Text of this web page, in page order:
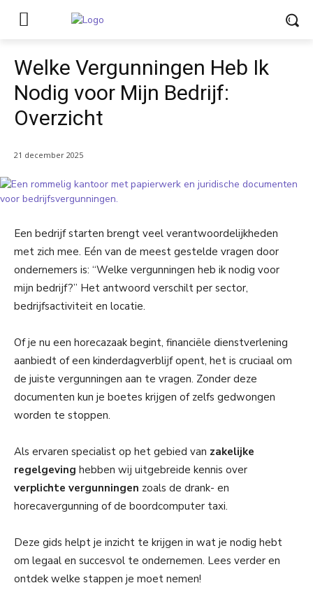
Welke Vergunningen Heb Ik
Nodig voor Mijn Bedrijf:
Overzicht
21 december 2025
Een bedrijf starten brengt veel verantwoordelijkheden
met zich mee. Eén van de meest gestelde vragen door
ondernemers is: “Welke vergunningen heb ik nodig voor
mijn bedrijf?” Het antwoord verschilt per sector,
bedrijfsactiviteit en locatie.
Of je nu een horecazaak begint, financiële dienstverlening
aanbiedt of een kinderdagverblijf opent, het is cruciaal om
de juiste vergunningen aan te vragen. Zonder deze
documenten kun je boetes krijgen of zelfs gedwongen
worden te stoppen.
Als ervaren specialist op het gebied van zakelijke
regelgeving hebben wij uitgebreide kennis over
verplichte vergunningen zoals de drank- en
horecavergunning of de boordcomputer taxi.
Deze gids helpt je inzicht te krijgen in wat je nodig hebt
om legaal en succesvol te ondernemen. Lees verder en
ontdek welke stappen je moet nemen!